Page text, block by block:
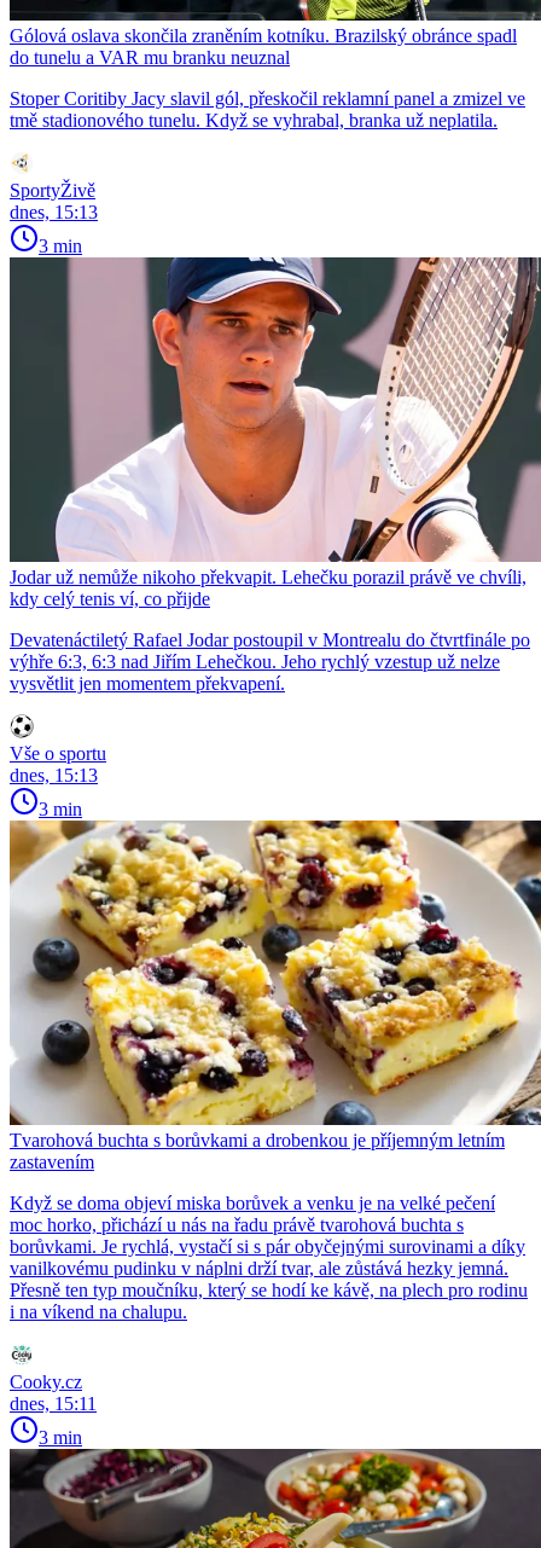
Gólová oslava skončila zraněním kotníku. Brazilský obránce spadl
do tunelu a VAR mu branku neuznal
Stoper Coritiby Jacy slavil gól, přeskočil reklamní panel a zmizel ve
tmě stadionového tunelu. Když se vyhrabal, branka už neplatila.
SportyŽivě
dnes, 15:13
3 min
Jodar už nemůže nikoho překvapit. Lehečku porazil právě ve chvíli,
kdy celý tenis ví, co přijde
Devatenáctiletý Rafael Jodar postoupil v Montrealu do čtvrtfinále po
výhře 6:3, 6:3 nad Jiřím Lehečkou. Jeho rychlý vzestup už nelze
vysvětlit jen momentem překvapení.
Vše o sportu
dnes, 15:13
3 min
Tvarohová buchta s borůvkami a drobenkou je příjemným letním
zastavením
Když se doma objeví miska borůvek a venku je na velké pečení
moc horko, přichází u nás na řadu právě tvarohová buchta s
borůvkami. Je rychlá, vystačí si s pár obyčejnými surovinami a díky
vanilkovému pudinku v náplni drží tvar, ale zůstává hezky jemná.
Přesně ten typ moučníku, který se hodí ke kávě, na plech pro rodinu
i na víkend na chalupu.
Cooky.cz
dnes, 15:11
3 min